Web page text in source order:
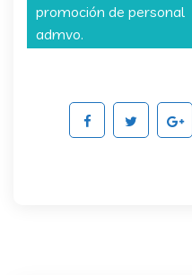
promoción de personal
admvo.